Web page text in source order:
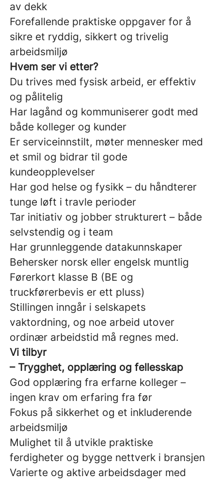
av dekk
Forefallende praktiske oppgaver for å
sikre et ryddig, sikkert og trivelig
arbeidsmiljø
Hvem ser vi etter?
Du trives med fysisk arbeid, er effektiv
og pålitelig
Har lagånd og kommuniserer godt med
både kolleger og kunder
Er serviceinnstilt, møter mennesker med
et smil og bidrar til gode
kundeopplevelser
Har god helse og fysikk – du håndterer
tunge løft i travle perioder
Tar initiativ og jobber strukturert – både
selvstendig og i team
Har grunnleggende datakunnskaper
Behersker norsk eller engelsk muntlig
Førerkort klasse B (BE og
truckførerbevis er ett pluss)
Stillingen inngår i selskapets
vaktordning, og noe arbeid utover
ordinær arbeidstid må regnes med.
Vi tilbyr
– Trygghet, opplæring og fellesskap
God opplæring fra erfarne kolleger –
ingen krav om erfaring fra før
Fokus på sikkerhet og et inkluderende
arbeidsmiljø
Mulighet til å utvikle praktiske
ferdigheter og bygge nettverk i bransjen
Varierte og aktive arbeidsdager med